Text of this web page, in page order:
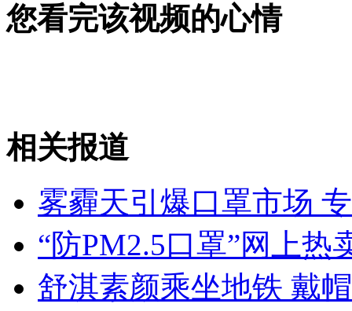
母亲称儿子上幼儿园被迫舔水渍
山西运城恶犬咬伤多人 警民合力深夜将其击毙
女孩北京地铁殴打老人 痛下狠手拳打脚踢
无痛分娩是否安全 医生回应
您看完该视频的心情
相关报道
雾霾天引爆口罩市场
“防PM2.5口罩”网上热
舒淇素颜乘坐地铁 戴